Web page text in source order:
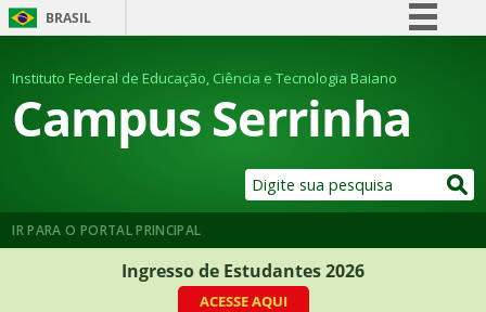
BRASIL
Comunica BR
Participe
Legislação
Instituto Federal de Educação, Ciência e Tecnologia Baiano
Campus Serrinha
IR PARA O PORTAL PRINCIPAL
Ingresso de Estudantes 2026
ACESSE AQUI